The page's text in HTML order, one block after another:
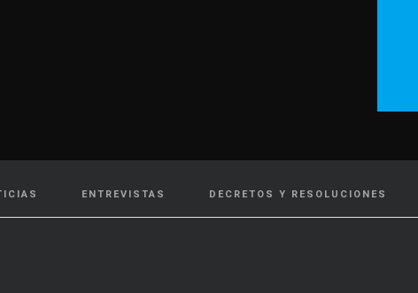
ENTREVISTAS DECRETOS Y RESOLUCIONES